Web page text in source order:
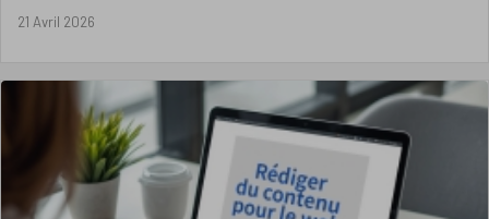
21 Avril 2026